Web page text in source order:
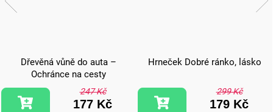
Dřevěná vůně do auta –
Ochránce na cesty
247 Kč
177 Kč
Hrneček Dobré ránko, lásko
299 Kč
179 Kč